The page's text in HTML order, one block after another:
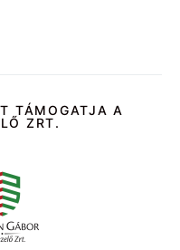
TÁMOGATJA A
ZRT.